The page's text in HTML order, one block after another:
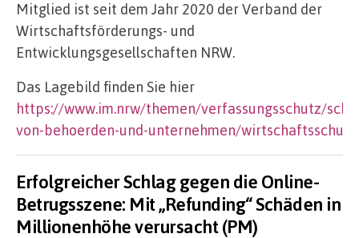
Mitglied ist seit dem Jahr 2020 der Verband der
Wirtschaftsförderungs- und
Entwicklungsgesellschaften NRW.
Das Lagebild finden Sie hier
https://www.im.nrw/themen/verfassungsschutz/
von-behoerden-und-unternehmen/wirtschaftsschutz
Erfolgreicher Schlag gegen die Online-
Betrugsszene: Mit „Refunding“ Schäden in
Millionenhöhe verursacht (PM)